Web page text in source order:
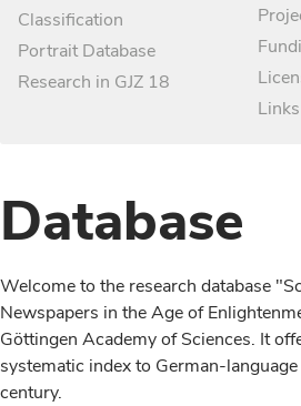
Classification
Portrait Database
Research in GJZ 18
Links
Database
Welcome to the research database
Newspapers in the Age of
Göttingen Academy of Sciences. It
systematic index to German-
century.